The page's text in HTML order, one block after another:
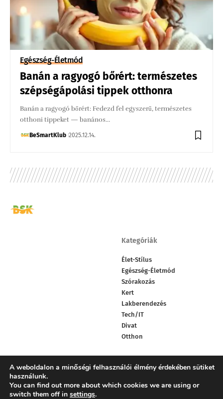
Egészség-Életmód
Banán a ragyogó bőrért: természetes
szépségápolási tippek otthonra
Banán a ragyogó bőrért: Fedezd fel egyszerű, természetes
otthoni tippeket — banános…
BeSmartKlub 2025.12.14.
Kategóriák
Élet-Stílus
Egészség-Életmód
Szórakozás
Kert
Lakberendezés
Tech/IT
Divat
Otthon
FacebookLike XFollow YoutubeSubscribe
A weboldalon a minőségi felhasználói élmény érdekében sütiket
használunk.
You can find out more about which cookies we are using or
switch them off in settings.